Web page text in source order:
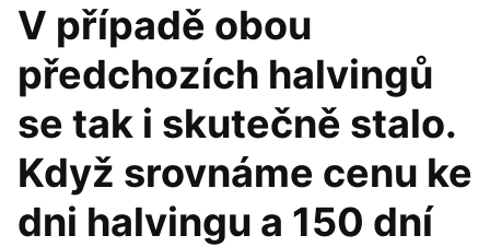
V případě obou
předchozích halvingů
se tak i skutečně stalo.
Když srovnáme cenu ke
dni halvingu a 150 dní